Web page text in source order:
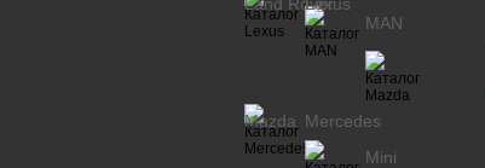
MAN
Mazda Mercedes
Mini